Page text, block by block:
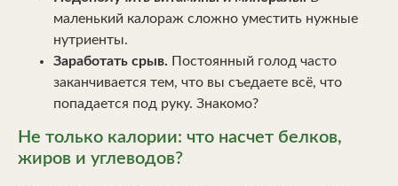
маленький калораж сложно уместить нужные
нутриенты.
Заработать срыв. Постоянный голод часто
заканчивается тем, что вы съедаете всё, что
попадается под руку. Знакомо?
Не только калории: что насчет белков,
жиров и углеводов?